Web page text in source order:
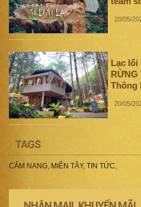
20/05/
Lạc lối
RỪNG
Thông
20/05/
TAGS
CẨM NANG, MIỀN TÂY, TIN TỨC,